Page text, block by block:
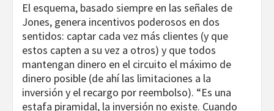
El esquema, basado siempre en las señales de
Jones, genera incentivos poderosos en dos
sentidos: captar cada vez más clientes (y que
estos capten a su vez a otros) y que todos
mantengan dinero en el circuito el máximo de
dinero posible (de ahí las limitaciones a la
inversión y el recargo por reembolso). “Es una
estafa piramidal, la inversión no existe. Cuando